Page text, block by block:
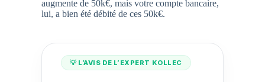
augmente de 50k€, mais votre compte bancaire,
lui, a bien été débité de ces 50k€.
💡 L’AVIS DE L’EXPERT KOLLEC